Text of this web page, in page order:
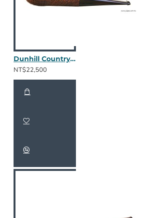
Dunhill Country 4103 / 2412
NT$22,500